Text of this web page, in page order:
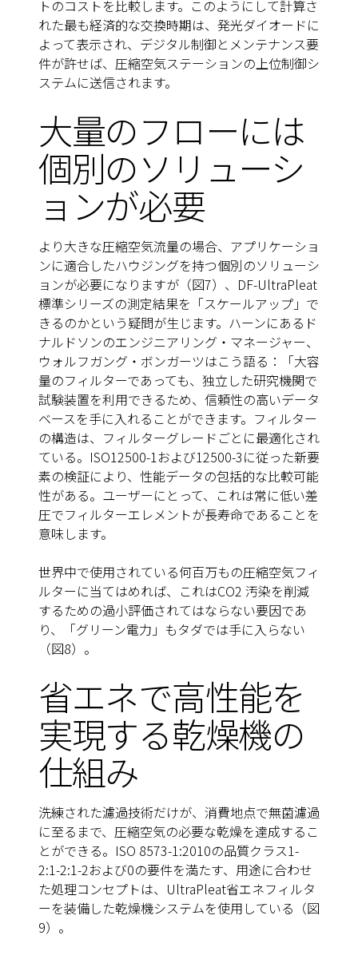
トのコストを比較します。このようにして計算さ
れた最も経済的な交換時期は、発光ダイオードに
よって表示され、デジタル制御とメンテナンス要
件が許せば、圧縮空気ステーションの上位制御シ
ステムに送信されます。
大量のフローには
個別のソリューシ
ョンが必要
より大きな圧縮空気流量の場合、アプリケーショ
ンに適合したハウジングを持つ個別のソリューシ
ョンが必要になりますが（図7）、DF-UltraPleat
標準シリーズの測定結果を「スケールアップ」で
きるのかという疑問が生じます。ハーンにあるド
ナルドソンのエンジニアリング・マネージャー、
ウォルフガング・ボンガーツはこう語る：「大容
量のフィルターであっても、独立した研究機関で
試験装置を利用できるため、信頼性の高いデータ
ベースを手に入れることができます。フィルター
の構造は、フィルターグレードごとに最適化され
ている。ISO12500-1および12500-3に従った新要
素の検証により、性能データの包括的な比較可能
性がある。ユーザーにとって、これは常に低い差
圧でフィルターエレメントが長寿命であることを
意味します。
世界中で使用されている何百万もの圧縮空気フィ
ルターに当てはめれば、これはCO2 汚染を削減
するための過小評価されてはならない要因であ
り、「グリーン電力」もタダでは手に入らない
（図8）。
省エネで高性能を
実現する乾燥機の
仕組み
洗練された濾過技術だけが、消費地点で無菌濾過
に至るまで、圧縮空気の必要な乾燥を達成するこ
とができる。ISO 8573-1:2010の品質クラス1-
2:1-2:1-2および0の要件を満たす、用途に合わせ
た処理コンセプトは、UltraPleat省エネフィルタ
ーを装備した乾燥機システムを使用している（図
9）。